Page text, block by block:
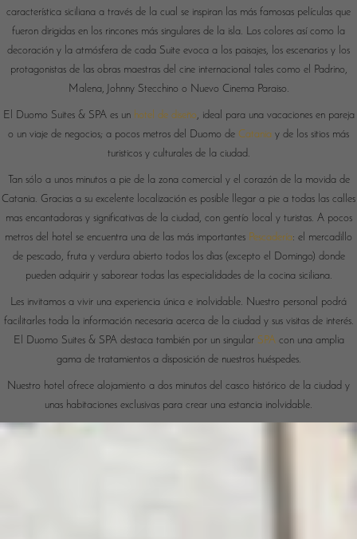
característica siciliana a través de la cual se inspiran las más famosas películas que
fueron dirigidas en los rincones más singulares de la isla. Los colores así como la
decoración y la atmósfera de cada Suite evoca a los paisajes, los escenarios y los
protagonistas de las obras maestras del cine internacional tales como el Padrino,
Malena, Johnny Stecchino o Nuevo Cinema Paraiso.
El Duomo Suites & SPA es un hotel de diseño, ideal para una vacaciones en pareja
o un viaje de negocios; a pocos metros del Duomo de Catania y de los sitios más
turisticos y culturales de la ciudad.
Tan sólo a unos minutos a pie de la zona comercial y el corazón de la movida de
Catania. Gracias a su excelente localización es posible llegar a pie a todas las calles
mas encantadoras y significativas de la ciudad, con gentío local y turistas. A pocos
metros del hotel se encuentra una de las más importantes Pescadería: el mercadillo
de pescado, fruta y verdura abierto todos los dìas (excepto el Domingo) donde
pueden adquirir y saborear todas las especialidades de la cocina siciliana.
Les invitamos a vivir una experiencia única e inolvidable. Nuestro personal podrá
facilitarles toda la información necesaria acerca de la ciudad y sus visitas de interés.
El Duomo Suites & SPA destaca también por un singular SPAcon una amplia
gama de tratamientos a disposición de nuestros huéspedes.
Nuestro hotel ofrece alojamiento a dos minutos del casco histórico de la ciudad y
unas habitaciones exclusivas para crear una estancia inolvidable.